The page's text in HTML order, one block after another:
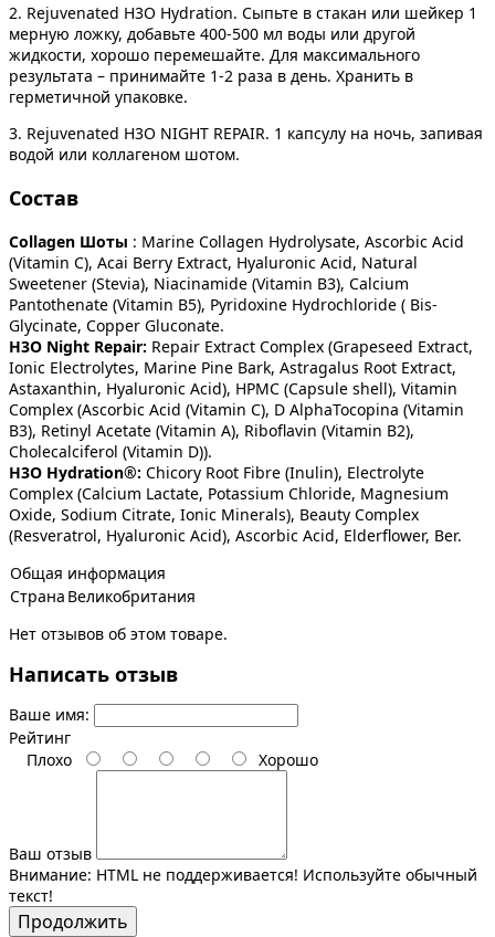
2. Rejuvenated H3O Hydration. Сыпьте в стакан или шейкер 1
мерную ложку, добавьте 400-500 мл воды или другой
жидкости, хорошо перемешайте. Для максимального
результата – принимайте 1-2 раза в день. Хранить в
герметичной упаковке.
3. Rejuvenated H3O NIGHT REPAIR. 1 капсулу на ночь, запивая
водой или коллагеном шотом.
Состав
Collagen Шоты : Marine Collagen Hydrolysate, Ascorbic Acid
(Vitamin C), Acai Berry Extract, Hyaluronic Acid, Natural
Sweetener (Stevia), Niacinamide (Vitamin B3), Calcium
Pantothenate (Vitamin B5), Pyridoxine Hydrochloride ( Bis-
Glycinate, Copper Gluconate.
H3O Night Repair: Repair Extract Complex (Grapeseed Extract,
Ionic Electrolytes, Marine Pine Bark, Astragalus Root Extract,
Astaxanthin, Hyaluronic Acid), HPMC (Capsule shell), Vitamin
Complex (Ascorbic Acid (Vitamin C), D AlphaTocopina (Vitamin
B3), Retinyl Acetate (Vitamin A), Riboflavin (Vitamin B2),
Cholecalciferol (Vitamin D)).
H3O Hydration®: Chicory Root Fibre (Inulin), Electrolyte
Complex (Calcium Lactate, Potassium Chloride, Magnesium
Oxide, Sodium Citrate, Ionic Minerals), Beauty Complex
(Resveratrol, Hyaluronic Acid), Ascorbic Acid, Elderflower, Ber.
Общая информация
Страна Великобритания
Нет отзывов об этом товаре.
Написать отзыв
Ваше имя:
Рейтинг
Плохо
Хорошо
Ваш отзыв
Внимание: HTML не поддерживается! Используйте обычный
текст!
Продолжить